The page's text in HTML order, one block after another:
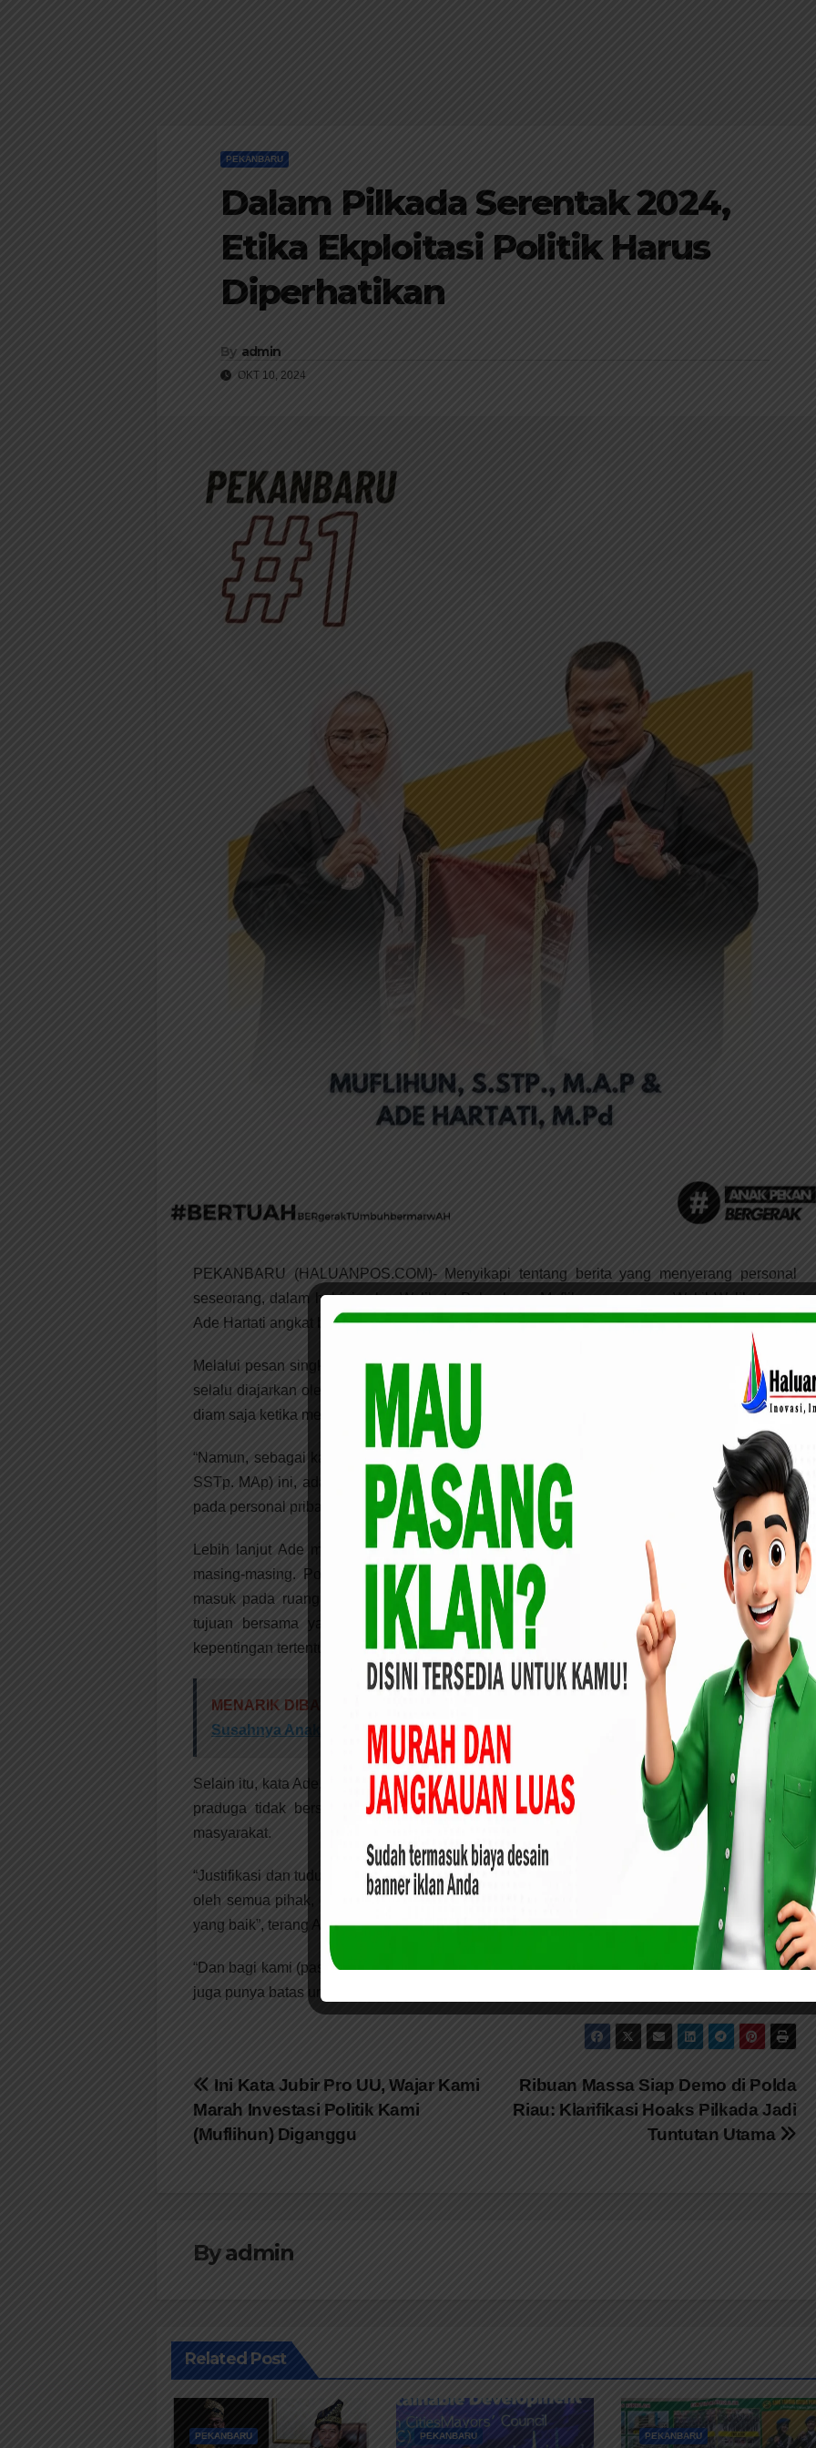
PEKANBARU
Dalam Pilkada Serentak 2024,
Etika Ekploitasi Politik Harus
Diperhatikan
By admin
OKT 10, 2024
PEKANBARU (HALUANPOS.COM)- Menyikapi tentang berita yang menyerang personal
seseorang, dalam hal ini calon Walikota Pekanbaru, Muflihun, pasangan Wakil Walikotanya,
Ade Hartati angkat bicara, Rabu (9/10/2024).
Melalui pesan singkat WhastApp, bahwa Ade Hartati mengatakan bahwa dalam politik, yang
selalu diajarkan oleh orang tua untuk memegang filosofi ” mendem jero”, yang artinya cukup
diam saja ketika menghadapi dinamika politik yang ada.
“Namun, sebagai kandidat yang berpasangan dengan calon kuat dalam Pilwako (Muflihun ,
SSTp. MAp) ini, ada waktunya saya harus bicara, terutama terkait serangan yang mengarah
pada personal pribadi beliau”, terang Ade.
Lebih lanjut Ade menyampaikan bahwa politik dan hukum harus dipisahkan pada fatsum
masing-masing. Politik tidak boleh masuk pada wilayah hukum, dan hukum tidak boleh
masuk pada ruang politik. Politik harus diartikan sebagai sebuah proses untuk mencapai
tujuan bersama yang pastinya dinamis, dan dinamika politik tidak boleh dinodai oleh
kepentingan tertentu yang menyeret hukum untuk jadi eksekutornya.
MENARIK DIBACA:
Reses Nurul Ikhsan, Warga Keluhkan Masalah Banjir dan
Susahnya Anak Masuk SMA Negeri
Selain itu, kata Ade, persoalan hukum memiliki ranah dan cara sendiri dalam hal pembuktian,
praduga tidak bersalah adalah norma yang harus dijunjung tinggi oleh semua elemen
masyarakat.
“Justifikasi dan tuduhan dengan menyebut nama adalah cara-cara kotor yang harus dihindari
oleh semua pihak, dan ingat, bahwa politik bertujuan untuk menghasilkan yang terbaik dari
yang baik”, terang Ade.
“Dan bagi kami (pasangan Muflihun-Ade) cukup sudah penggerogotan martabat ini, dan kami
juga punya batas untuk bersuara”, pungkas Ade. Rilis
Navigasi
pos
Ribuan Massa Siap Demo di Polda
Riau: Klarifikasi Hoaks Pilkada Jadi
Tuntutan Utama
Ini Kata Jubir Pro UU, Wajar Kami
Marah Investasi Politik Kami
(Muflihun) Diganggu
Byadmin
Related Post
PEKANBARU PEKANBARU PEKANBARU